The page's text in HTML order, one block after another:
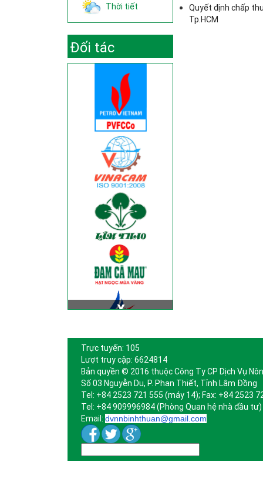
Thời tiết
Đối tác
Quyết định chấp
Tp.HCM
Trực tuyến: 105
Lượt truy cập: 6624814
Bản quyền © 2016 thuộc Công Ty CP Dịch Vụ
Số 03 Nguyễn Du, P. Phan Thiết, Tỉnh Lâm Đồng
Tel: +84 2523 721 555 (máy 14); Fax: +84 2523
Tel: +84 909996984 (Phòng Quan hệ nhà đầu tư)
Email: dvnnbinhthuan@gmail.com